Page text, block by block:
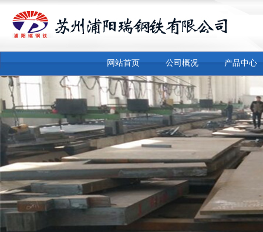
网站首页 公司概况 产品中心